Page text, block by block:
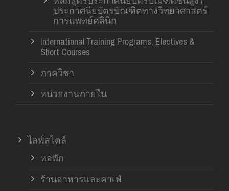
ประกาศนียบัตรบัณฑิตทางวิทยาศาสตร์
การแพทย์คลินิก
International Training Programs, Electives &
Short Courses
ภาควิชา
หน่วยงานภายใน
ไลฟ์สไตล์
หอพัก
ร้านอาหารและคาเฟ่